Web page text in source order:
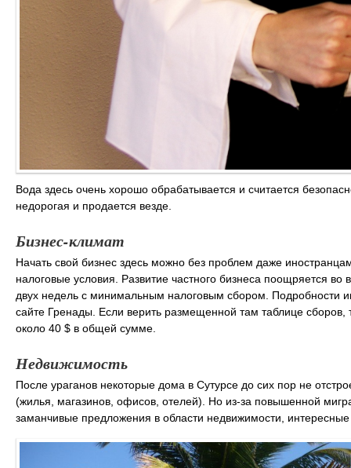
Вода здесь очень хорошо обрабатывается и считается
недорогая и продается везде.
Бизнес-климат
Начать свой бизнес здесь можно без проблем даже
налоговые условия. Развитие частного бизнеса поощряется
двух недель с минимальным налоговым сбором. Подробности
сайте Гренады. Если верить размещенной там таблице сборов,
около 40 $ в общей сумме.
Недвижимость
После ураганов некоторые дома в Сутурсе до сих пор не
(жилья, магазинов, офисов, отелей). Но из-за повышенной
заманчивые предложения в области недвижимости,